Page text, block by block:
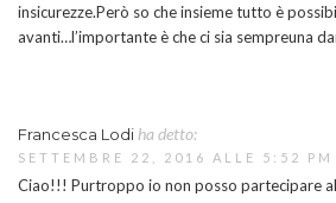
insicurezze.Però so che insieme tutto è
avanti…l’importante è che ci sia sempreuna
Francesca Lodi ha detto:
SETTEMBRE 22, 2016 ALLE 5:52 PM
Ciao!!! Purtroppo io non posso partecipare